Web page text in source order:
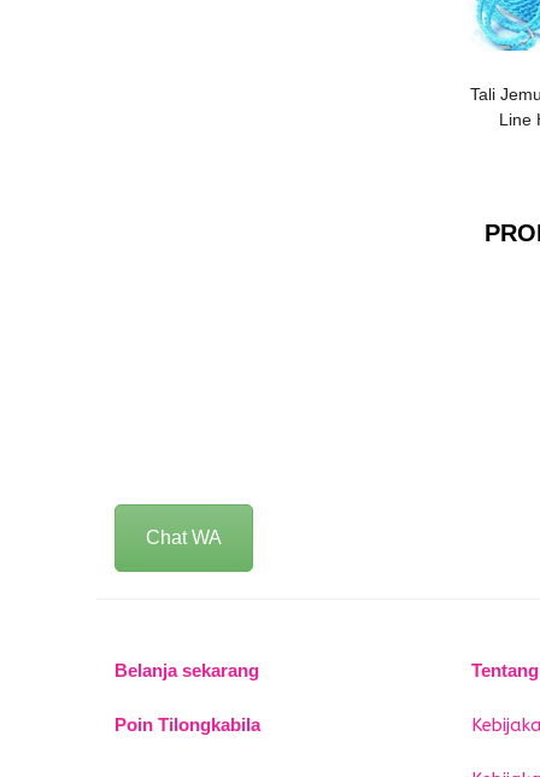
Tali
Line
Chat WA
Belanja sekarang
Poin Tilongkabila